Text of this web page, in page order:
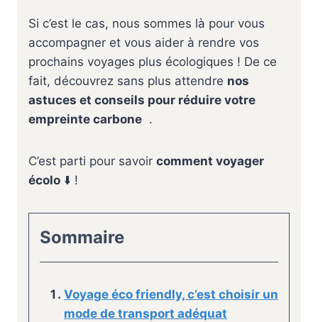
Si c’est le cas, nous sommes là pour vous
accompagner et vous aider à rendre vos
prochains voyages plus écologiques ! De ce
fait, découvrez sans plus attendre nos
astuces et conseils pour réduire votre
empreinte carbone .
C’est parti pour savoir comment voyager
écolo ⬇️ !
Sommaire
Voyage éco friendly, c’est choisir un
mode de transport adéquat